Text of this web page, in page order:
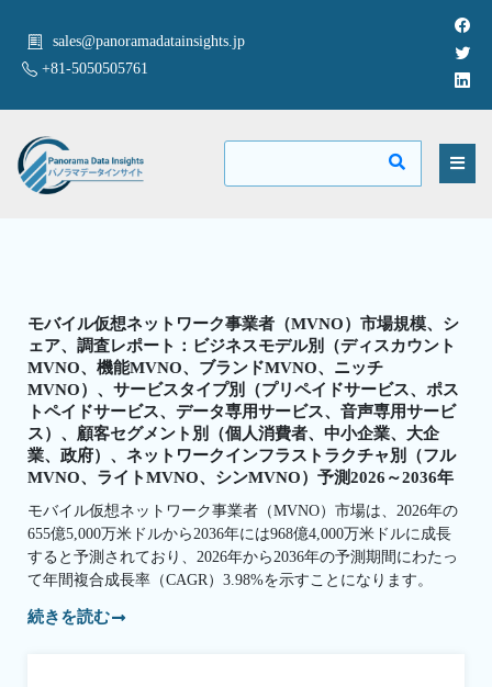
sales@panoramadatainsights.jp
+81-5050505761
モバイル仮想ネットワーク事業者（MVNO）市場規模、シ
ェア、調査レポート：ビジネスモデル別（ディスカウント
MVNO、機能MVNO、ブランドMVNO、ニッチ
MVNO）、サービスタイプ別（プリペイドサービス、ポス
トペイドサービス、データ専用サービス、音声専用サービ
ス）、顧客セグメント別（個人消費者、中小企業、大企
業、政府）、ネットワークインフラストラクチャ別（フル
MVNO、ライトMVNO、シンMVNO）予測2026～2036年
モバイル仮想ネットワーク事業者（MVNO）市場は、2026年の
655億5,000万米ドルから2036年には968億4,000万米ドルに成長
すると予測されており、2026年から2036年の予測期間にわたっ
て年間複合成長率（CAGR）3.98%を示すことになります。
続きを読む